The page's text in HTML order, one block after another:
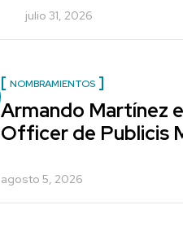
julio 31, 2026
NOMBRAMIENTOS
Armando Martínez
Officer de Publicis
agosto 5, 2026